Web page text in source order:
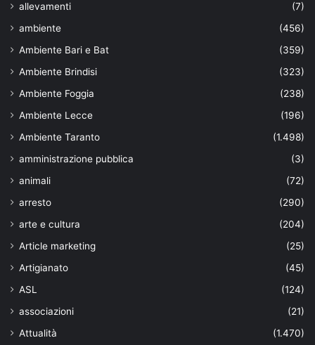
allevamenti
(7)
ambiente
(456)
Ambiente Bari e Bat
(359)
Ambiente Brindisi
(323)
Ambiente Foggia
(238)
Ambiente Lecce
(196)
Ambiente Taranto
(1.498)
amministrazione pubblica
(3)
animali
(72)
arresto
(290)
arte e cultura
(204)
Article marketing
(25)
Artigianato
(45)
ASL
(124)
associazioni
(21)
Attualità
(1.470)